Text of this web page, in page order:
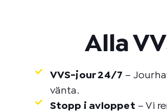
Alla
VVS-jour 24/7 –
vänta.
Stopp i avloppet– Vi